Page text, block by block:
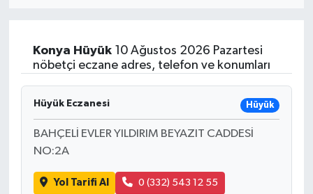
Konya Hüyük10 Ağustos 2026 Pazartesi
nöbetçi eczane adres, telefon ve konumları
Hüyük Eczanesi Hüyük
BAHÇELİ EVLER YILDIRIM BEYAZIT CADDESİ
NO:2A
Yol Tarifi Al 0 (332) 543 12 55
Sağlık
Magazin